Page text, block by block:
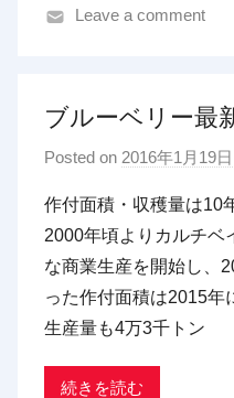
Leave a comment
ブルーベリー最
Posted on 2016年1月19日
作付面積・収穫量は10
2000年頃よりカルチベ
な商業生産を開始し、
った作付面積は2015年
生産量も4万3千トン
続きを読む